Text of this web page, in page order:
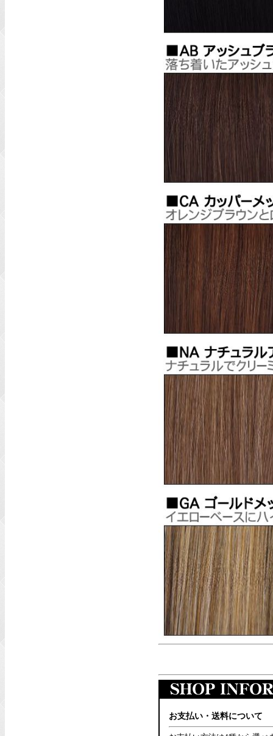
お支払い・送料について